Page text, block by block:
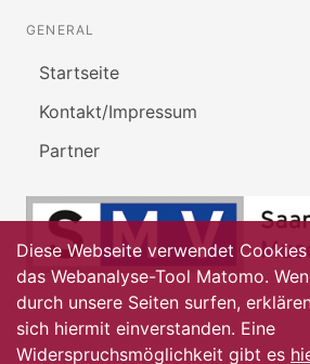
GENERAL
Startseite
Kontakt/Impressum
Partner
Diese Webseite verwendet
das Webanalyse-Tool Matomo.
durch unsere Seiten surfen,
sich hiermit einverstanden. Eine
Widerspruchsmöglichkeit gibt es